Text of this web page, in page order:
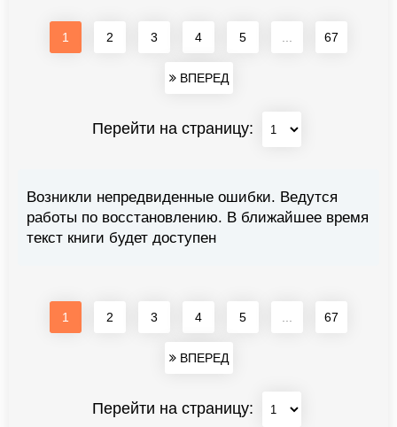
1 2 3 4 5 ... 67
ВПЕРЕД
Перейти на страницу:
Возникли непредвиденные ошибки. Ведутся
работы по восстановлению. В ближайшее время
текст книги будет доступен
1 2 3 4 5 ... 67
ВПЕРЕД
Перейти на страницу: